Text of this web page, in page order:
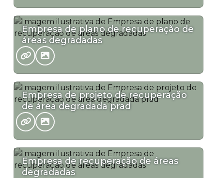
Empresa de plano de recuperação de
áreas degradadas
Empresa de projeto de recuperação
de área degradada prad
Empresa de recuperação de áreas
degradadas